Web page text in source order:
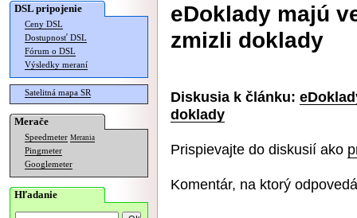
DSL pripojenie
Ceny DSL
Dostupnosť DSL
Fórum o DSL
Výsledky meraní
Satelitná mapa SR
Merače
Speedmeter Merania
Pingmeter
Googlemeter
Hľadanie
eDoklady majú
zmizli doklady
Diskusia k článku:
doklady
Prispievajte do diskusií ako
Komentár, na ktorý